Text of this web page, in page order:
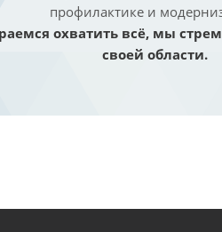
профилактике и
охватить всё, мы
своей области.